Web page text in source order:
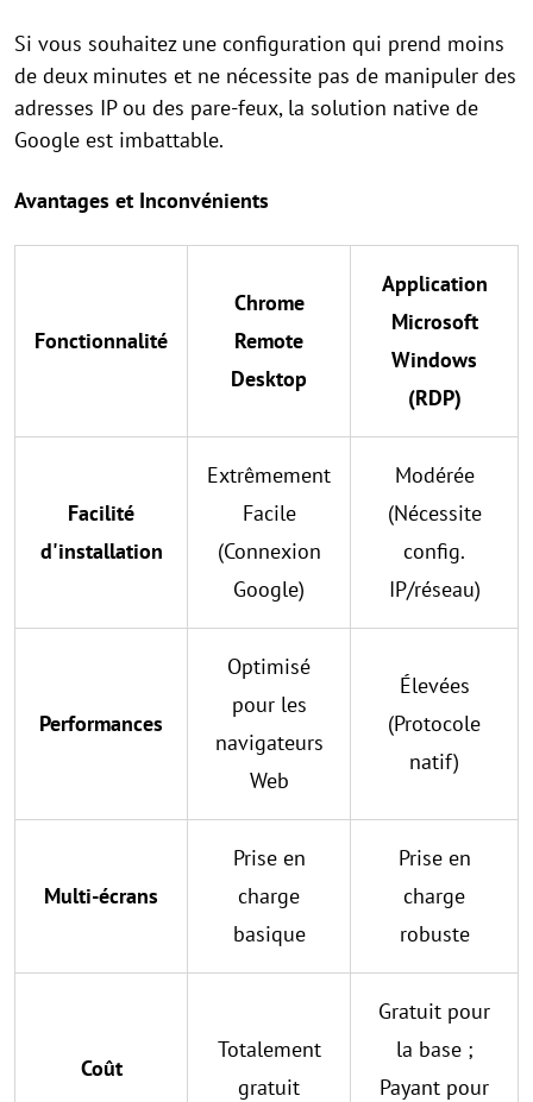
Si vous souhaitez une configuration qui prend moins
de deux minutes et ne nécessite pas de manipuler des
adresses IP ou des pare-feux, la solution native de
Google est imbattable.
Avantages et Inconvénients
Fonctionnalité
Chrome
Remote
Desktop
Application
Microsoft
Windows
(RDP)
Facilité
d'installation
Extrêmement
Facile
(Connexion
Google)
Modérée
(Nécessite
config.
IP/réseau)
Performances
Optimisé
pour les
navigateurs
Web
Élevées
(Protocole
natif)
Multi-écrans
Prise en
charge
basique
Prise en
charge
robuste
Coût
Totalement
gratuit
Gratuit pour
la base ;
Payant pour